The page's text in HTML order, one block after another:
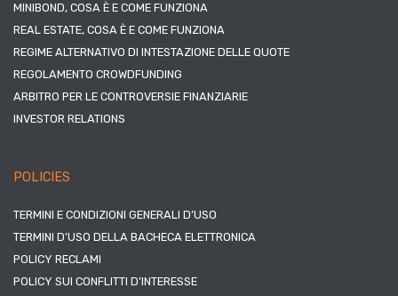
MINIBOND, COSA È E COME FUNZIONA
REAL ESTATE, COSA È E COME FUNZIONA
REGIME ALTERNATIVO DI INTESTAZIONE DELLE QUOTE
REGOLAMENTO CROWDFUNDING
ARBITRO PER LE CONTROVERSIE FINANZIARIE
INVESTOR RELATIONS
POLICIES
TERMINI E CONDIZIONI GENERALI D’USO
TERMINI D’USO DELLA BACHECA ELETTRONICA
POLICY RECLAMI
POLICY SUI CONFLITTI D’INTERESSE